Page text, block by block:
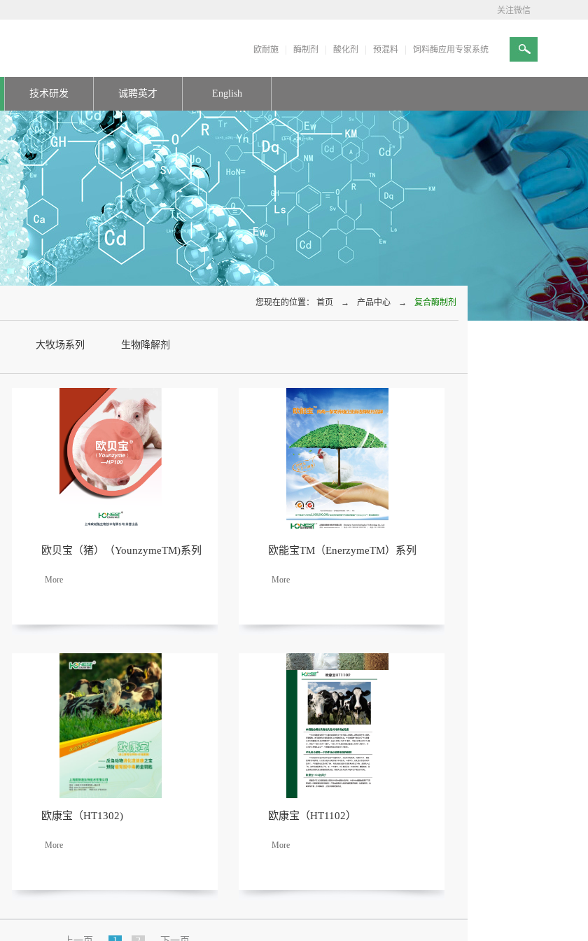
欧耐施 酶制剂 酸化剂 预混料 饲料酶应用专家系统
关注微信
技术研发 诚聘英才 English
大牧场系列 生物降解剂
您现在的位置： 首页 → 产品中心 → 复合酶制剂
欧贝宝（猪）（YounzymeTM)系列 欧能宝TM（EnerzymeTM）系列
欧康宝（HT1302) 欧康宝（HT1102）